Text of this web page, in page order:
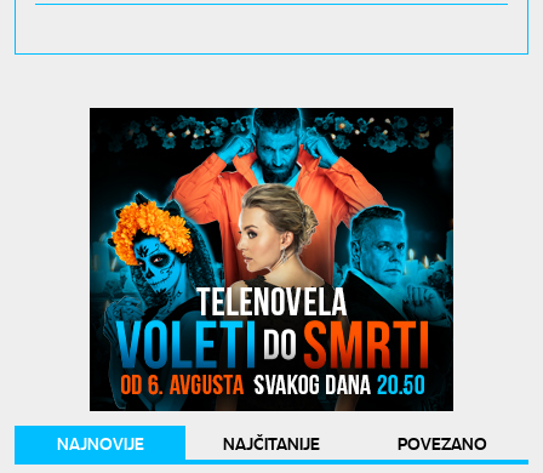
NAJNOVIJE NAJČITANIJE
POVEZANO